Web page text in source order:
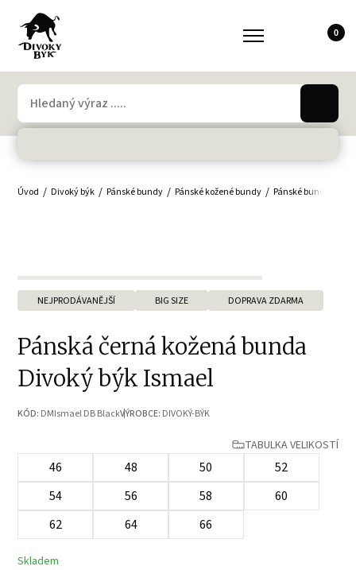
0
Úvod Divoký býk Pánské bundy Pánské kožené bundy Pánské bundy -
NEJPRODÁVANĚJŠÍ BIG SIZE DOPRAVA ZDARMA
Pánská černá kožená bunda
Divoký býk Ismael
KÓD: DMIsmael DB BlackVÝROBCE: DIVOKÝ-BÝK
TABULKA VELIKOSTÍ
46 48 50
52
54
56 58
60
62
64 66
Skladem